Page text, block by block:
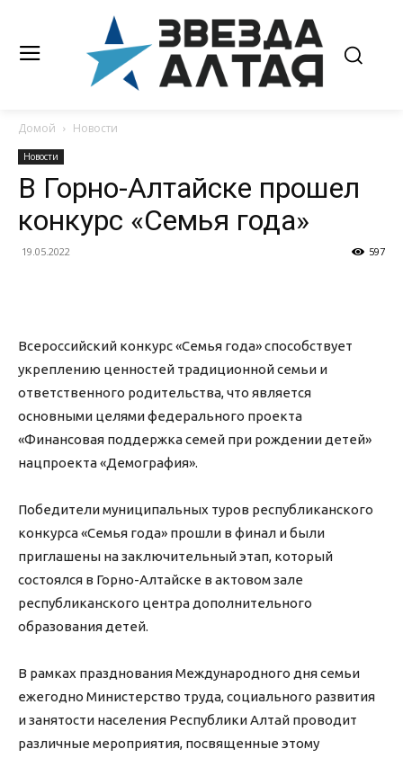
Домой Новости
Новости
В Горно-Алтайске прошел
конкурс «Семья года»
19.05.2022 597
Всероссийский конкурс «Семья года» способствует
укреплению ценностей традиционной семьи и
ответственного родительства, что является
основными целями федерального проекта
«Финансовая поддержка семей при рождении детей»
нацпроекта «Демография».
Победители муниципальных туров республиканского
конкурса «Семья года» прошли в финал и были
приглашены на заключительный этап, который
состоялся в Горно-Алтайске в актовом зале
республиканского центра дополнительного
образования детей.
В рамках празднования Международного дня семьи
ежегодно Министерство труда, социального развития
и занятости населения Республики Алтай проводит
различные мероприятия, посвященные этому